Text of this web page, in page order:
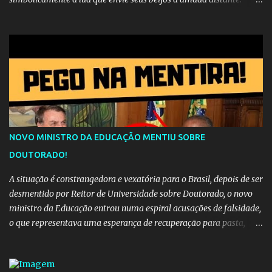
que continuará esperando enquanto houver canções para entoar. A
obra conclui como uma promessa de fidelidade e esperança no
reencontro, unindo a tradição da viola com o sentimento universal
do amor. No geral, o vídeo apresenta uma narrativa lírica sobre a
persistência do afeto através do tempo e do espaço. YouTube
YouTube YouTube
NOVO MINISTRO DA EDUCAÇÃO MENTIU SOBRE
DOUTORADO!
A situação é constrangedora e vexatória para o Brasil, depois de ser
desmentido por Reitor de Universidade sobre Doutorado, o novo
ministro da Educação entrou numa espiral acusações de falsidade,
o que representava uma esperança de recuperação para pasta,
Educação é um dos mais importantes do governo, em um ano e